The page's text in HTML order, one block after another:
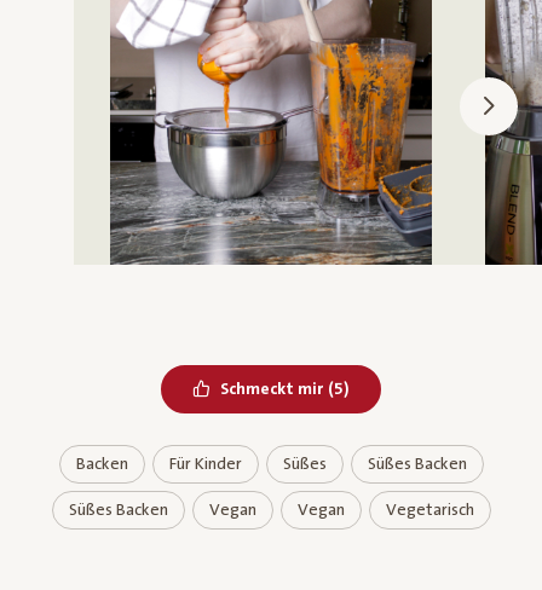
Schmeckt mir Bereits geliked
(5)
Backen Für Kinder Süßes Süßes Backen
Süßes Backen Vegan Vegan Vegetarisch